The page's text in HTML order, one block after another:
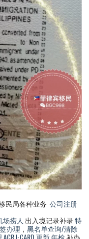
民局各种业务 公司注册
场捞人 出入境记录补录特
办理 ， 黑名单查询/清除
ACR I-CARD 更新年检补办